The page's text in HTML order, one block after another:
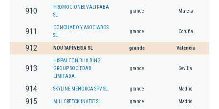
910
PROMOCIONES VALTRABA
SL
grande Murcia
911
CONCHADO Y ASOCIADOS
SL
grande Coruña
912 NOU TAPINERIA SL grande Valencia
913
HISPALCON BUILDING
GROUP SOCIEDAD
LIMITADA.
grande Sevilla
914 SKYLINE MENORCA SPV SL. grande Madrid
915 MILLCREECK INVEST SL. grande Madrid